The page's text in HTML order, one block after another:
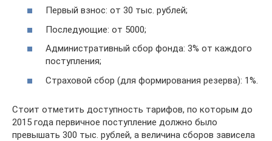
Первый взнос: от 30 тыс. рублей;
Последующие: от 5000;
Административный сбор фонда: 3% от каждого
поступления;
Страховой сбор (для формирования резерва): 1%.
Стоит отметить доступность тарифов, по которым до
2015 года первичное поступление должно было
превышать 300 тыс. рублей, а величина сборов зависела